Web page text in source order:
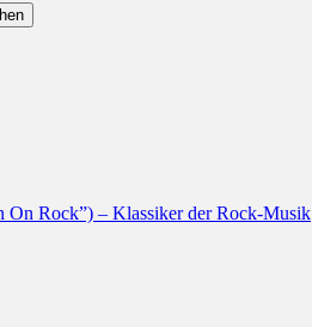
On Rock”) – Klassiker der Rock-Musik